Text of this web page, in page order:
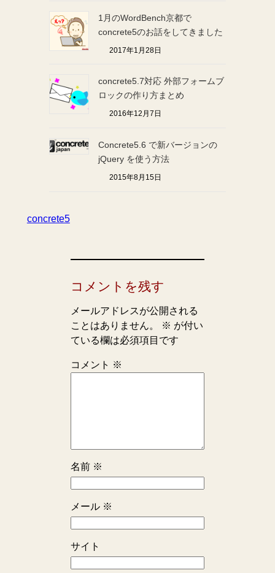
1月のWordBench京都で
concrete5のお話をしてきました
2017年1月28日
concrete5.7対応 外部フォームブ
ロックの作り方まとめ
2016年12月7日
Concrete5.6 で新バージョンの
jQuery を使う方法
2015年8月15日
concrete5
コメントを残す
メールアドレスが公開される
ことはありません。
※ が付い
ている欄は必須項目です
コメント ※
名前 ※
メール ※
サイト